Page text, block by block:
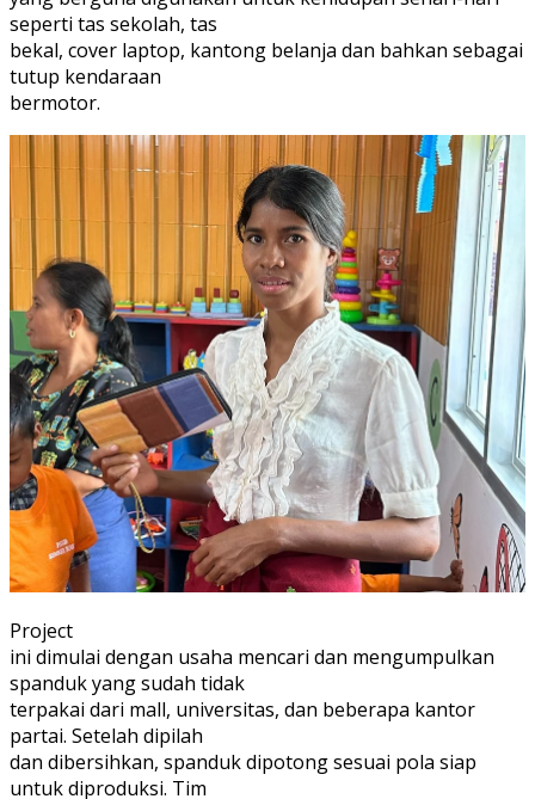
seperti tas sekolah, tas
bekal, cover laptop, kantong belanja dan bahkan sebagai
tutup kendaraan
bermotor.
Project
ini dimulai dengan usaha mencari dan mengumpulkan
spanduk yang sudah tidak
terpakai dari mall, universitas, dan beberapa kantor
partai. Setelah dipilah
dan dibersihkan, spanduk dipotong sesuai pola siap
untuk diproduksi. Tim